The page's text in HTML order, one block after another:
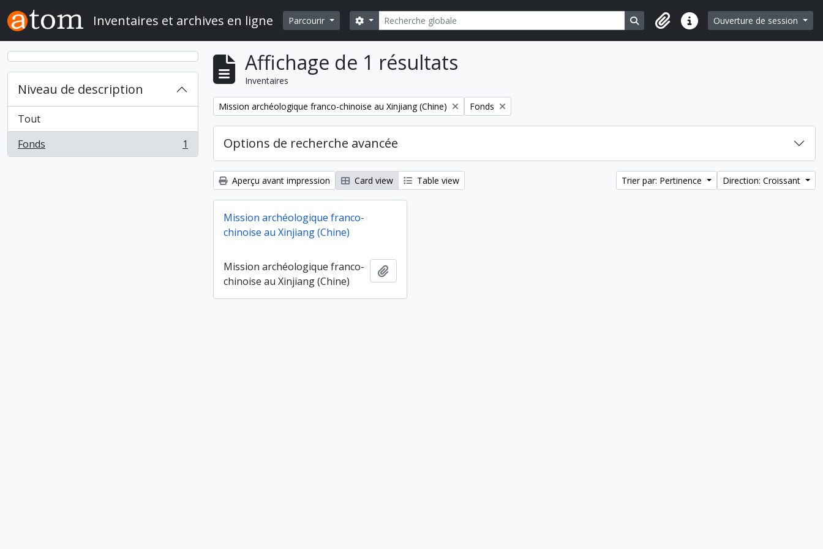
Skip to main content
Inventaires et archives en ligne Parcourir Rechercher
Search options Search in browse page
Liens rapidesOuverture de session
Niveau de description
Tout
Fonds
, 1 résultats 1
Affichage de 1 résultats
Inventaires
Remove filter:
Mission archéologique franco-chinoise au Xinjiang (Chine) Remove filter:
Fonds
Options de recherche avancée
Aperçu avant impression Card view Table view Trier par: Pertinence Direction: Croissant
Mission archéologique franco-
chinoise au Xinjiang (Chine)
Mission archéologique franco-
chinoise au Xinjiang (Chine)